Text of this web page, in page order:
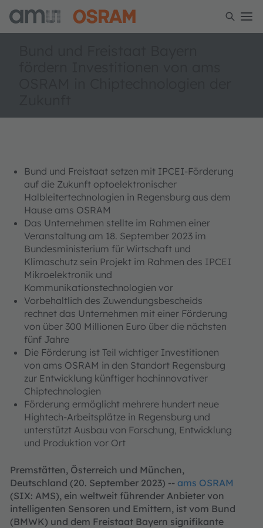
Bund und Freistaat setzen mit IPCEI-Förderung
auf die Zukunft optoelektronischer
Halbleitertechnologien in Regensburg aus dem
Hause ams OSRAM
Das Unternehmen stellte im Rahmen einer
Veranstaltung am 18. September 2023 im
Bundesministerium für Wirtschaft und
Klimaschutz sein Projekt im Rahmen des IPCEI
Mikroelektronik und
Kommunikationstechnologien vor
Vorbehaltlich des Zuwendungsbescheids
rechnet das Unternehmen mit einer Förderung
von über 300 Millionen Euro über die nächsten
fünf Jahre
Die Förderung ist Teil wichtiger Investitionen
von ams OSRAM in den Standort Regensburg
zur Entwicklung künftiger hochinnovativer
Chiptechnologien
Förderung ermöglicht mehrere hundert neue
Hightech-Arbeitsplätze in Regensburg und
unterstützt Ausbau von Forschung, Entwicklung
und Produktion vor Ort
Premstätten, Österreich und München,
Deutschland (20. September 2023) -- ams OSRAM
(SIX: AMS), ein weltweit führender Anbieter von
intelligenten Sensoren und Emittern, ist vom Bund
(BMWK) und dem Freistaat Bayern signifikante